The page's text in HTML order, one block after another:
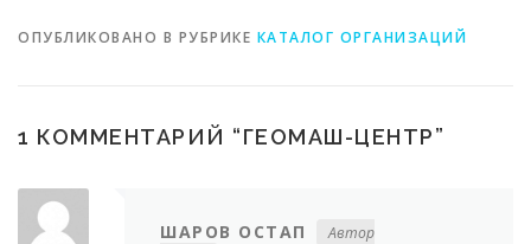
ОПУБЛИКОВАНО В РУБРИКЕ КАТАЛОГ ОРГАНИЗАЦИЙ
1 КОММЕНТАРИЙ “ГЕОМАШ-ЦЕНТР”
ШАРОВ ОСТАП
Автор